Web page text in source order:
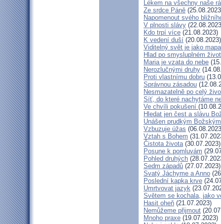
Lékem na všechny naše
Ze srdce Páně
Napomenout svého
V plnosti slávy
Kdo trpí více (21.08.2023)
K vedení duší (20.08.2023)
Viditelný svět je jako mapa
Hlad po smysluplném
Maria je vzata do nebe
Nerozlučnými druhy
Proti vlastnímu dobru
Správnou zásadou
Nesmazatelně po celý
Síť, do které nachytáme
Ve chvíli pokušení
Hledat jen čest a slávu
Unášen prudkým
Vzbuzuje úžas
Vztah s Bohem
Čistota života(30.07.2023)
Posune k pomluvám
Pohled druhých
Sedm západů (27.07.2023)
Svatý Jáchyme a Anno
Poslední kapka krve
Umrtvovat jazyk
Světem se kochala, jako
Hasit oheň (21.07.2023)
Nemůžeme přijmout
Mnoho praxe (19.07.2023)